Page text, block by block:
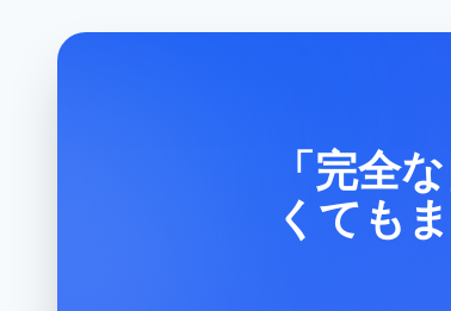
「完全
くても